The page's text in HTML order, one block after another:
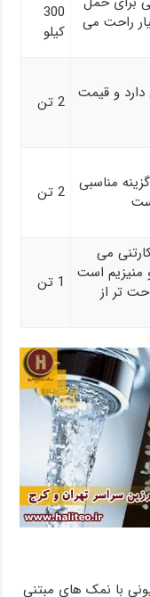
راحت می
300
کیلو
و قیمت
2 تن
مناسبی
2 تن
می
منیزیم است
تر از
1 تن
با نمک های مبتنی